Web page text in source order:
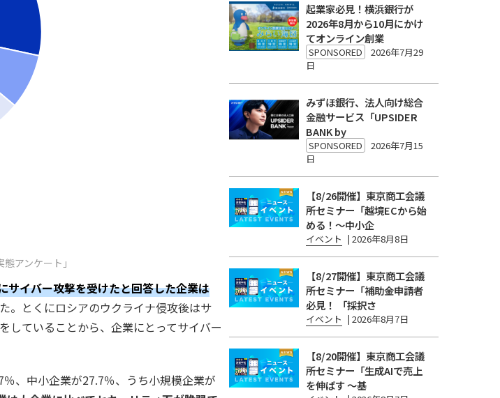
アンケート」
サイバー攻撃を受けたと回答した企業は
。とくにロシアのウクライナ侵攻後はサ
していることから、企業にとってサイバー
、中小企業が27.7％、うち小規模企業が
起業家必見！横浜銀行が
2026年8月から10月にかけ
てオンライン創業
SPONSORED
2026年7月29
日
みずほ銀行、法人向け総合
金融サービス「UPSIDER
BANK by
SPONSORED
2026年7月15
日
【8/26開催】東京商工会議
所セミナー「越境ECから始
める！〜中小企
イベント | 2026年8月8日
【8/27開催】東京商工会議
所セミナー「補助金申請者
必見！ 「採択さ
イベント | 2026年8月7日
【8/20開催】東京商工会議
所セミナー「生成AIで売上
を伸ばす 〜基